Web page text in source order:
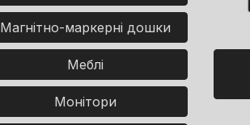
Магнітно-маркерні дошки
Меблі
Монітори